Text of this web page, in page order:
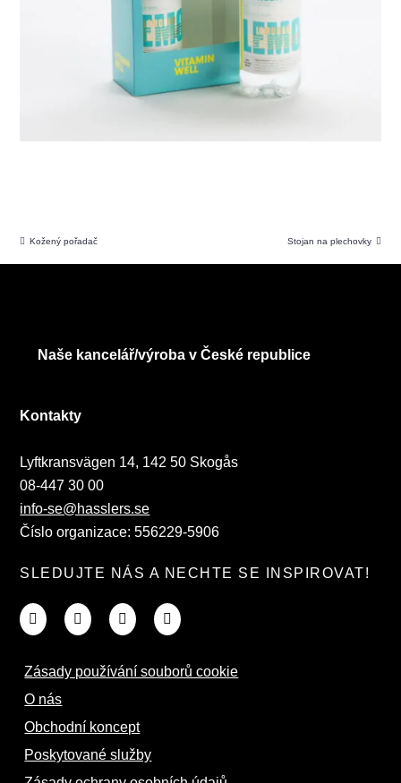
Kožený pořadač Stojan na plechovky
Naše kancelář/výroba v České republice
Kontakty
Lyftkransvägen 14, 142 50 Skogås
08-447 30 00
info-se@hasslers.se
Číslo organizace: 556229-5906
SLEDUJTE NÁS A NECHTE SE INSPIROVAT!
Zásady používání souborů cookie
O nás
Obchodní koncept
Poskytované služby